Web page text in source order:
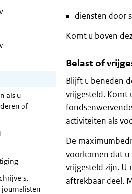
als u
of
diensten door
Komt u boven
Belast of
Blijft u beneden
vrijgesteld. Komt
activiteiten als
De
voorkomen dat u
vrijgesteld zijn. U
aftrekbaar deel.